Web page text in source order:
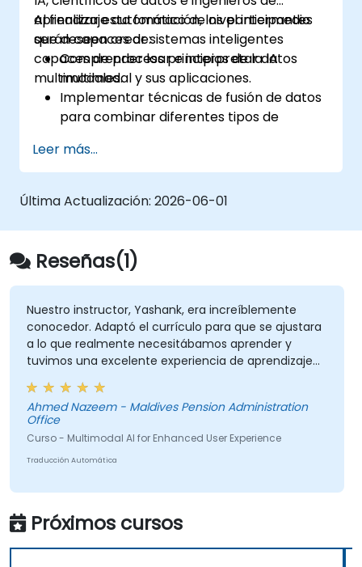
aprendizaje automático de nivel intermedio
que deseen crear sistemas inteligentes
capaces de procesar e interpretar datos
multimodales.
Al finalizar esta formación, los participantes
serán capaces de:
Comprender los principios de la IA
multimodal y sus aplicaciones.
Implementar técnicas de fusión de datos
para combinar diferentes tipos de
Construir y entrenar modelos que
procesen información visual, textual y
auditiva.
IA multimodal.
Abordar las preocupaciones éticas y de
privacidad relacionadas con los datos
multimodales.
Leer más...
Última Actualización: 2026-06-01
Reseñas(1)
Nuestro instructor, Yashank, era increíblemente
conocedor. Adaptó el currículo para que se ajustara
a lo que realmente necesitábamos aprender y
tuvimos una excelente experiencia de aprendizaje
con él. Su comprensión del dominio que estaba
enseñando fue impresionante; compartió insights
basados en experiencias reales y nos ayudó a
resolver problemas reales que estábamos
enfrentando en nuestro trabajo.
Ahmed Nazeem - Maldives Pension Administration
Office
Curso - Multimodal AI for Enhanced User Experience
Traducción Automática
Próximos cursos